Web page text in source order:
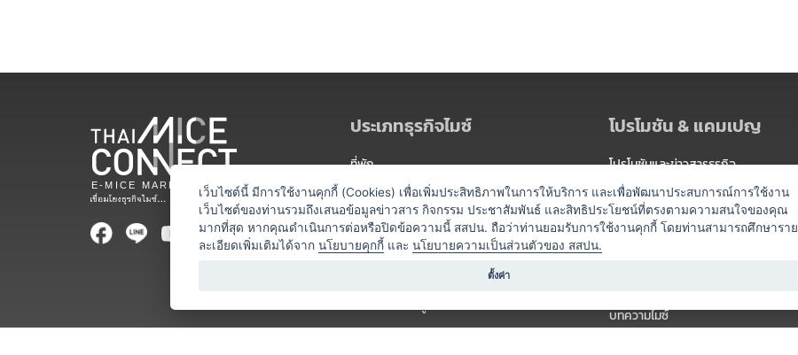
ประเภทธุรกิจไมซ์
ที่พัก
สถานที่จัดงาน
ท่องเที่ยว / นำเที่ยว
ออแกไนเซอร์
บริการสำหรับผู้จัดงาน
โปรโมชัน & แคมเปญ
โปรโมชันและข่าวสารธุรกิจ
แพ็กเกจ
แคมเปญ
บทความไมซ์
เว็บไซต์นี้ มีการใช้งานคุกกี้ (Cookies) เพื่อเพิ่มประสิทธิภาพในการให้บริการ และเพื่อพัฒนาประสบการณ์การใช้งาน
เว็บไซต์ของท่านรวมถึงเสนอข้อมูลข่าวสาร กิจกรรม ประชาสัมพันธ์ และสิทธิประโยชน์ที่ตรงตามความสนใจของคุณ
มากที่สุด หากคุณดำเนินการต่อหรือปิดข้อความนี้ สสปน. ถือว่าท่านยอมรับการใช้งานคุกกี้ โดยท่านสามารถศึกษาราย
ละเอียดเพิ่มเติมได้จาก นโยบายคุกกี้ และ นโยบายความเป็นส่วนตัวของ สสปน.
ตั้งค่า